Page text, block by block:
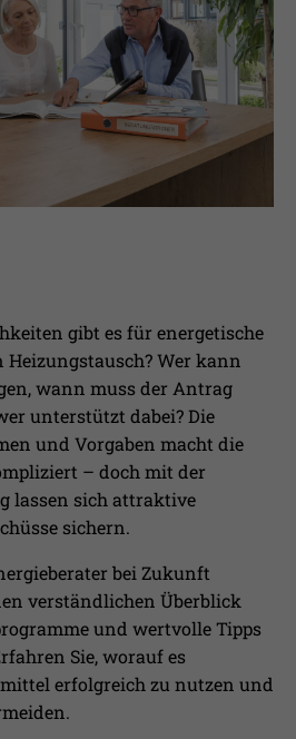
gibt es für energetische
Wer kann
wann muss der Antrag
unterstützt dabei? Die
und Vorgaben macht die
– doch mit der
lassen sich attraktive
sichern.
bei Zukunft
verständlichen Überblick
und wertvolle Tipps
Sie, worauf es
erfolgreich zu nutzen und
Statistiken über Besuche des
auf der Webseite, wie z.B. die
der Besuche, durchschnittliche
auf der Webseite und
Seiten gelesen wurden.
im Seitenaufrufe des
während der Sitzung
anzubieten.